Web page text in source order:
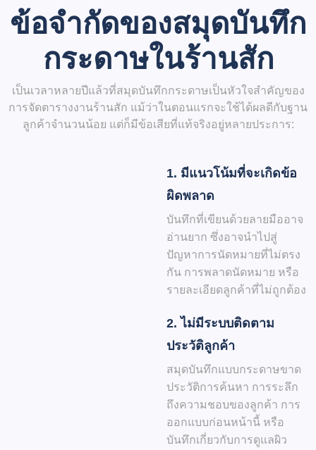
ข้อจำกัดของสมุดบันทึก
กระดาษในร้านสัก
เป็นเวลาหลายปีแล้วที่สมุดบันทึกกระดาษเป็นหัวใจสำคัญของ
การจัดตารางงานร้านสัก แม้ว่าในตอนแรกจะใช้ได้ผลดีกับฐาน
ลูกค้าจำนวนน้อย แต่ก็มีข้อเสียที่แท้จริงอยู่หลายประการ:
1. มีแนวโน้มที่จะเกิดข้อ
ผิดพลาด
บันทึกที่เขียนด้วยลายมืออาจ
อ่านยาก ซึ่งอาจนำไปสู่
ปัญหาการนัดหมายที่ไม่ตรง
กัน การพลาดนัดหมาย หรือ
รายละเอียดลูกค้าที่ไม่ถูกต้อง
2. ไม่มีระบบติดตาม
ประวัติลูกค้า
สมุดบันทึกแบบกระดาษขาด
ประวัติการค้นหา การระลึก
ถึงความชอบของลูกค้า การ
ออกแบบก่อนหน้านี้ หรือ
บันทึกเกี่ยวกับการดูแลผิว